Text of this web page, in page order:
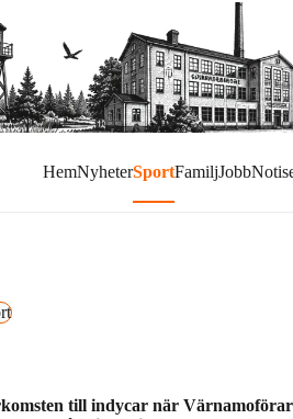
HemNyheterSportFamiljJobb
till indycar när